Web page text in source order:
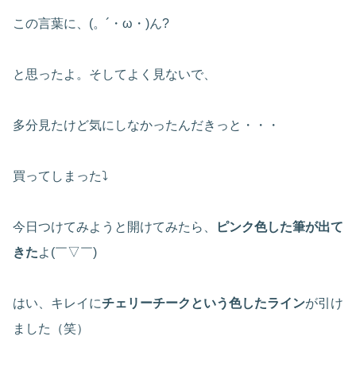
この言葉に、(。´・ω・)ん?
と思ったよ。そしてよく見ないで、
多分見たけど気にしなかったんだきっと・・・
買ってしまった⤵
今日つけてみようと開けてみたら、
ピンク色した筆が出て
きたよ(￣▽￣)
はい、キレイにチェリーチークという色したラインが引け
ました（笑）